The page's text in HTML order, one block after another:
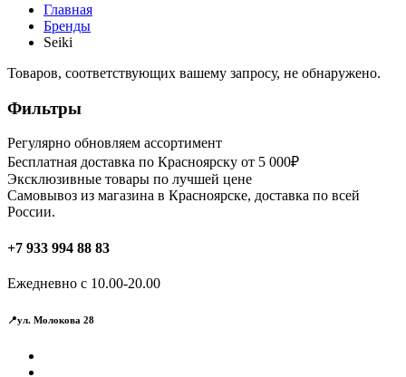
Главная
Бренды
Seiki
Товаров, соответствующих вашему запросу, не обнаружено.
Фильтры
Регулярно обновляем ассортимент
Бесплатная доставка по Красноярску от 5 000₽
Эксклюзивные товары по лучшей цене
Самовывоз из магазина в Красноярске, доставка по всей
России.
+7 933 994 88 83
Ежедневно с 10.00-20.00
📍ул. Молокова 28